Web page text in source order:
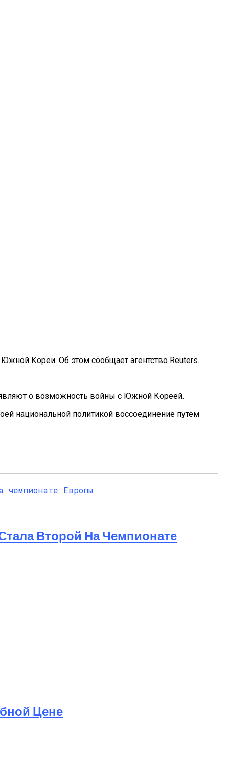
Кореи. Об этом сообщает агентство Reuters.
о возможность войны с Южной Кореей.
национальной политикой воссоединение путем
Второй На Чемпионате
Цене